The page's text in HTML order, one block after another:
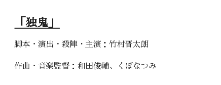
「独鬼」
脚本・演出・殺陣・主演：竹村晋太朗
作曲・音楽監督：和田俊輔、くぼなつみ